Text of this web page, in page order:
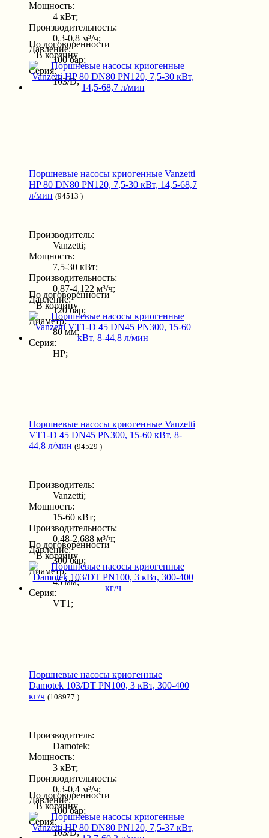
Мощность:
4 кВт;
Производительность:
0,3-0,8 м³/ч;
Давление:
100 бар;
Серия:
103/D;
По договоренности
В корзину
Поршневые насосы криогенные Vanzetti
HP 80 DN80 PN120, 7,5-30 кВт, 14,5-68,7
л/мин (94513 )
Производитель:
Vanzetti;
Мощность:
7,5-30 кВт;
Производительность:
0,87-4,122 м³/ч;
Давление:
120 бар;
Диаметр:
80 мм;
Серия:
HP;
По договоренности
В корзину
Поршневые насосы криогенные Vanzetti
VT1-D 45 DN45 PN300, 15-60 кВт, 8-
44,8 л/мин (94529 )
Производитель:
Vanzetti;
Мощность:
15-60 кВт;
Производительность:
0,48-2,688 м³/ч;
Давление:
300 бар;
Диаметр:
45 мм;
Серия:
VT1;
По договоренности
В корзину
Поршневые насосы криогенные
Damotek 103/DT PN100, 3 кВт, 300-400
кг/ч (108977 )
Производитель:
Damotek;
Мощность:
3 кВт;
Производительность:
0,3-0,4 м³/ч;
Давление:
100 бар;
Серия:
103/D;
По договоренности
В корзину